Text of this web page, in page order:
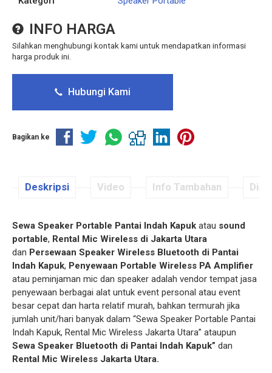
INFO HARGA
Silahkan menghubungi kontak kami untuk mendapatkan informasi
harga produk ini.
Hubungi Kami
Bagikan ke
Deskripsi Video Info Tambahan
Sewa Speaker Portable Pantai Indah Kapuk atau sound
portable, Rental Mic Wireless di Jakarta Utara
dan Persewaan Speaker Wireless Bluetooth di Pantai
Indah Kapuk, Penyewaan Portable Wireless PA Amplifier
atau peminjaman mic dan speaker adalah vendor tempat jasa
penyewaan berbagai alat untuk event personal atau event
besar cepat dan harta relatif murah, bahkan termurah jika
jumlah unit/hari banyak dalam “Sewa Speaker Portable Pantai
Indah Kapuk, Rental Mic Wireless Jakarta Utara” ataupun
Sewa Speaker Bluetooth di Pantai Indah Kapuk” dan
Rental Mic Wireless Jakarta Utara.